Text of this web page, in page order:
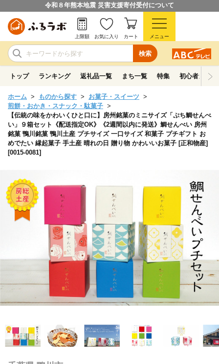
令和８年熊本地震 災害支援寄付受付について
検索
上限額 お気に入り カート メニュー
トップ ランキング 返礼品一覧 まち一覧 特集 初心者ガイド
ホーム ものから探す
お菓子・スイーツ
煎餅・おかき・スナック・駄菓子
【伝統の味をかわいくひと口に】房州銘菓のミニサイズ「ぷち鯛せんべ
い」９箱セット《配送指定OK》《2週間以内に発送》鯛せんべい 房州
銘菓 鴨川銘菓 鴨川土産 プチサイズ 一口サイズ 和菓子 プチギフト お
めでたい 縁起菓子 手土産 晴れの日 贈り物 かわいいお菓子 [正和物産]
[0015-0081]